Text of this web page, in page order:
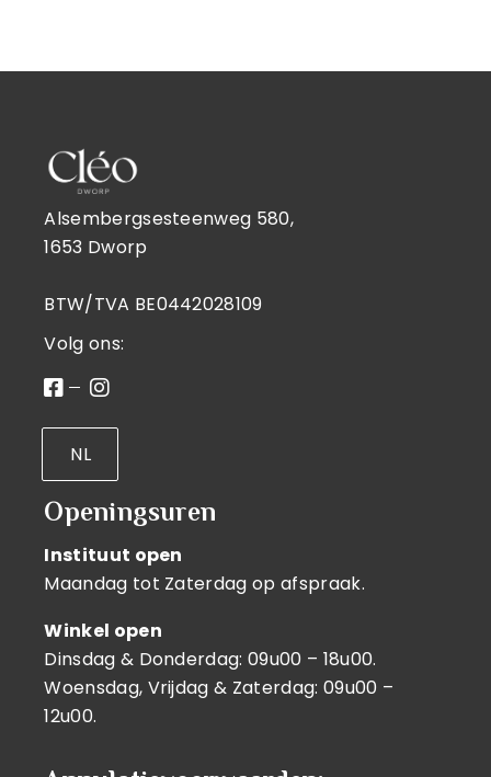
Alsembergsesteenweg 580,
1653 Dworp
BTW/TVA BE0442028109
Volg ons:
NL
Openingsuren
Instituut open
Maandag tot Zaterdag op afspraak.
Winkel open
Dinsdag & Donderdag: 09u00 – 18u00.
Woensdag, Vrijdag & Zaterdag: 09u00 –
12u00.